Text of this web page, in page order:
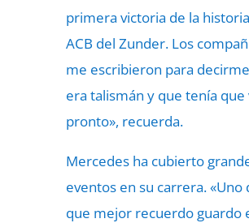
primera victoria de la
ACB del Zunder. Los
me escribieron para
era talismán y que tenía que
pronto», recuerda.
Mercedes ha cubierto
eventos en su carrera. «Uno
que mejor recuerdo guardo